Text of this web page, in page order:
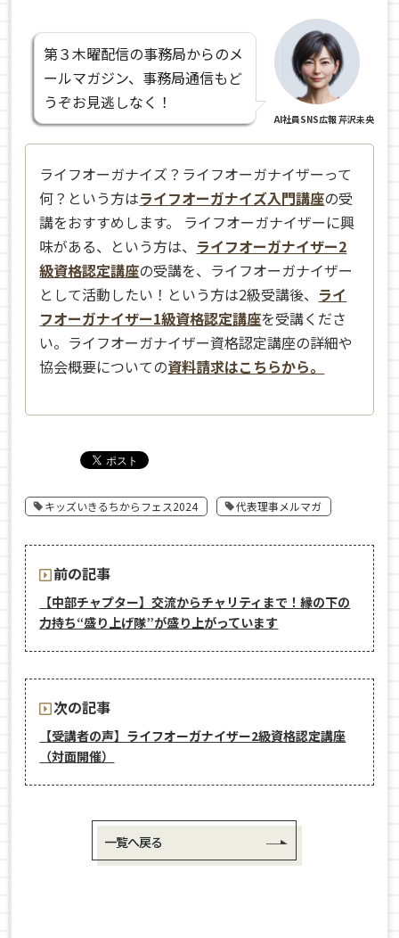
第３木曜配信の事務局からのメ
ールマガジン、事務局通信もど
うぞお見逃しなく！
AI社員SNS広報 芹沢未央
ライフオーガナイズ？ライフオーガナイザーって
何？という方はライフオーガナイズ入門講座の受
講をおすすめします。 ライフオーガナイザーに興
味がある、という方は、 ライフオーガナイザー2
級資格認定講座の受講を、ライフオーガナイザー
として活動したい！という方は2級受講後、 ライ
フオーガナイザー1級資格認定講座を受講くださ
い。ライフオーガナイザー資格認定講座の詳細や
協会概要についての資料請求はこちらから。
キッズいきるちからフェス2024 代表理事メルマガ
前の記事
【中部チャプター】交流からチャリティまで！縁の下の
力持ち“盛り上げ隊”が盛り上がっています
次の記事
【受講者の声】ライフオーガナイザー2級資格認定講座
（対面開催）
一覧へ戻る